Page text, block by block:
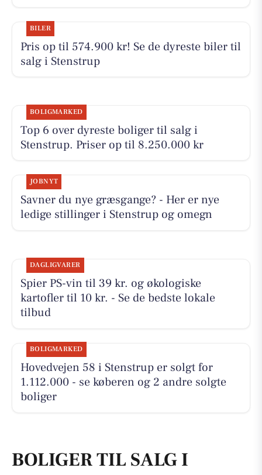
BILER
Pris op til 574.900 kr! Se de dyreste biler til
salg i Stenstrup
BOLIGMARKED
Top 6 over dyreste boliger til salg i
Stenstrup. Priser op til 8.250.000 kr
JOBNYT
Savner du nye græsgange? - Her er nye
ledige stillinger i Stenstrup og omegn
DAGLIGVARER
Spier PS-vin til 39 kr. og økologiske
kartofler til 10 kr. - Se de bedste lokale
tilbud
BOLIGMARKED
Hovedvejen 58 i Stenstrup er solgt for
1.112.000 - se køberen og 2 andre solgte
boliger
BOLIGER TIL SALG I